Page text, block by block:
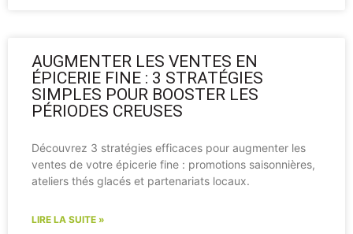
AUGMENTER LES VENTES EN
ÉPICERIE FINE : 3 STRATÉGIES
SIMPLES POUR BOOSTER LES
PÉRIODES CREUSES
Découvrez 3 stratégies efficaces pour augmenter les
ventes de votre épicerie fine : promotions saisonnières,
ateliers thés glacés et partenariats locaux.
LIRE LA SUITE »